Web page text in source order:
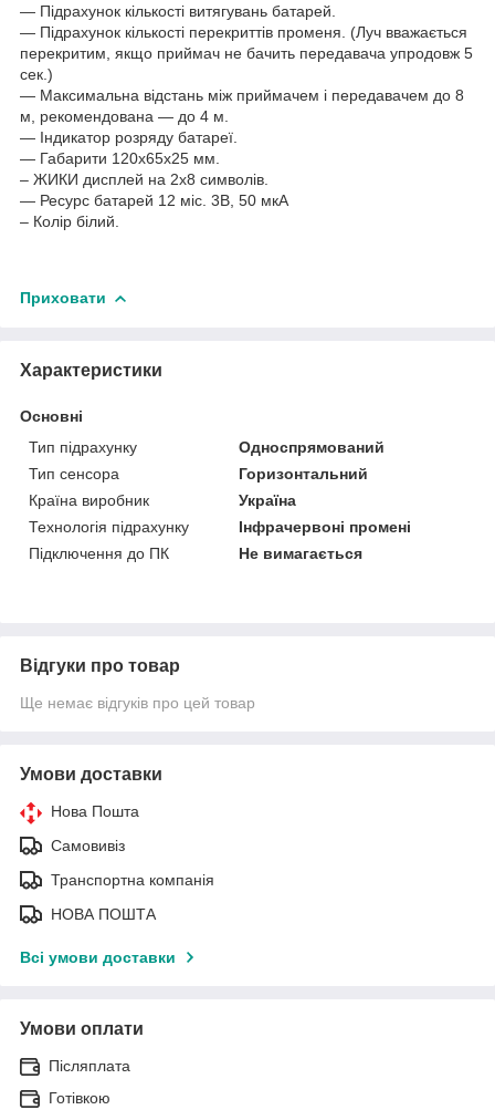
— Підрахунок кількості витягувань батарей.
— Підрахунок кількості перекриттів променя. (Луч вважається
перекритим, якщо приймач не бачить передавача упродовж 5
сек.)
— Максимальна відстань між приймачем і передавачем до 8
м, рекомендована — до 4 м.
— Індикатор розряду батареї.
— Габарити 120х65х25 мм.
– ЖИКИ дисплей на 2х8 символів.
— Ресурс батарей 12 міс. 3В, 50 мкА
– Колір білий.
Приховати
Характеристики
Основні
Тип підрахунку
Односпрямований
Тип сенсора
Горизонтальний
Країна виробник
Україна
Технологія підрахунку
Інфрачервоні промені
Підключення до ПК
Не вимагається
Відгуки про товар
Ще немає відгуків про цей товар
Умови доставки
Нова Пошта
Самовивіз
Транспортна компанія
НОВА ПОШТА
Всі умови доставки
Умови оплати
Післяплата
Готівкою